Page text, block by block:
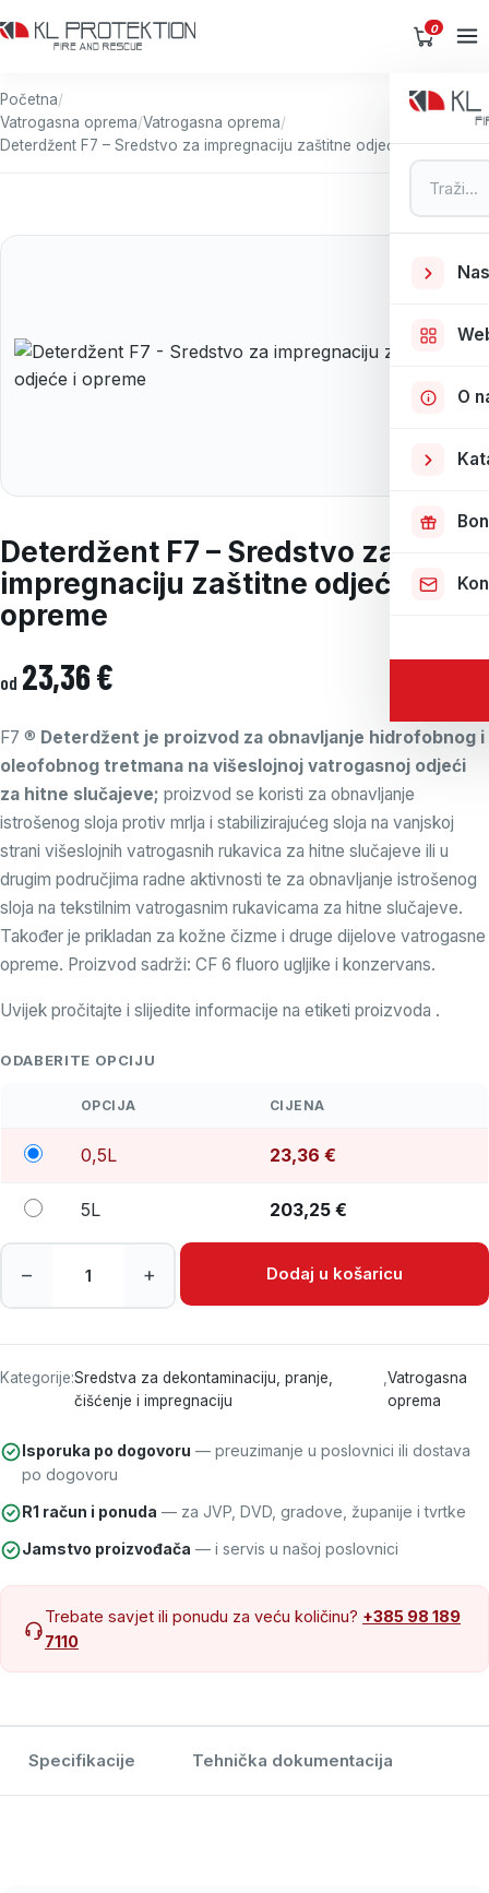
0
Pretraga
O
Početna/
Vatrogasna oprema/Vatrogasna oprema/
Deterdžent F7 – Sredstvo za impregnaciju zaštitne odjeće i opreme
Deterdžent F7 – Sredstvo za
impregnaciju zaštitne odjeće i
opreme
od 23,36€
F7 ® Deterdžent je proizvod za obnavljanje hidrofobnog i
oleofobnog tretmana na višeslojnoj vatrogasnoj odjeći
za hitne slučajeve; proizvod se koristi za obnavljanje
istrošenog sloja protiv mrlja i stabilizirajućeg sloja na vanjskoj
strani višeslojnih vatrogasnih rukavica za hitne slučajeve ili u
drugim područjima radne aktivnosti te za obnavljanje istrošenog
sloja na tekstilnim vatrogasnim rukavicama za hitne slučajeve.
Također je prikladan za kožne čizme i druge dijelove vatrogasne
opreme. Proizvod sadrži: CF 6 fluoro ugljike i konzervans.
Uvijek pročitajte i slijedite informacije na etiketi proizvoda .
ODABERITE OPCIJU
OPCIJA CIJENA
0,5L 23,36 €
5L 203,25 €
Deterdžent F7 - Sredstvo za impregnaciju zaštitne odjeće
– + Dodaj u košaricu
Kategorije:Sredstva za dekontaminaciju, pranje,
čišćenje i impregnaciju
,Vatrogasna
oprema
Isporuka po dogovoru — preuzimanje u poslovnici ili dostava
po dogovoru
R1 račun i ponuda — za JVP, DVD, gradove, županije i tvrtke
Jamstvo proizvođača — i servis u našoj poslovnici
Trebate savjet ili ponudu za veću količinu? +385 98 189
7110
Specifikacije Tehnička dokumentacija